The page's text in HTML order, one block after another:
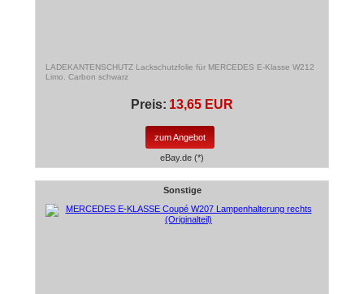
LADEKANTENSCHUTZ Lackschutzfolie für MERCEDES E-Klasse W212
Limo. Carbon schwarz
Preis: 13,65 EUR
zum Angebot
eBay.de (*)
Sonstige